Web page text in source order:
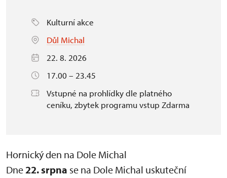
Kulturní akce
Důl Michal
22. 8. 2026
17.00 – 23.45
Vstupné na prohlídky dle platného
ceníku, zbytek programu vstup Zdarma
Hornický den na Dole Michal
Dne22. srpna se na Dole Michal uskuteční